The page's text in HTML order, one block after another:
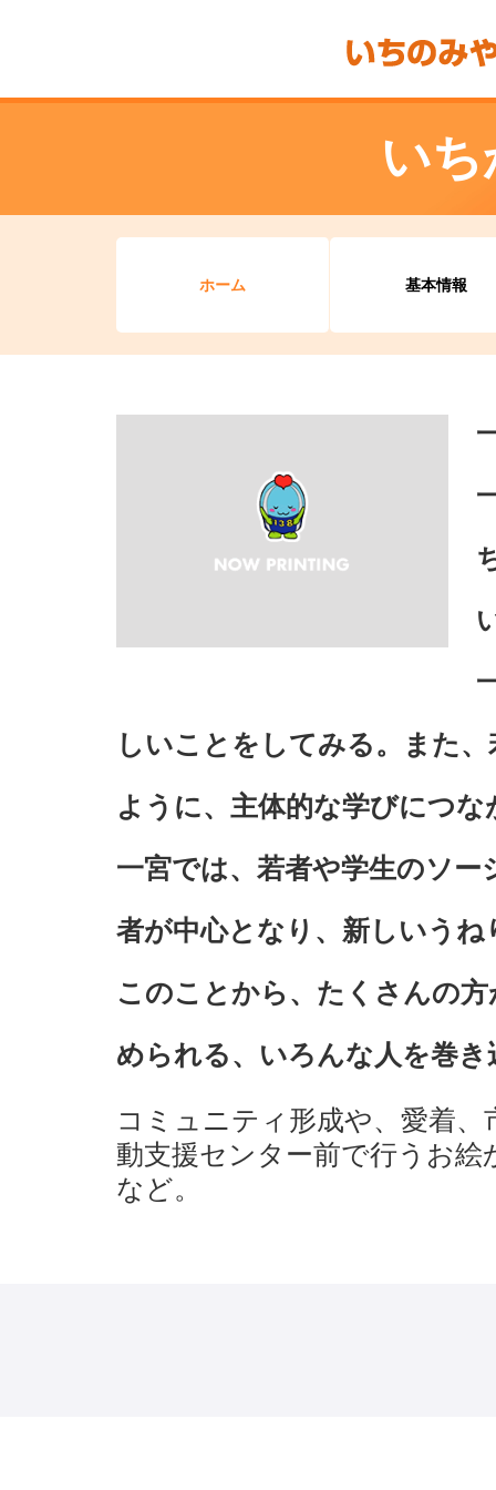
い
ホーム 基本情報
しいことをしてみる。また
ように、主体的な学びにつ
一宮では、若者や学生のソ
者が中心となり、新しいう
このことから、たくさんの
められる、いろんな人を巻
コミュニティ形成や、愛着
動支援センター前で行うお
など。